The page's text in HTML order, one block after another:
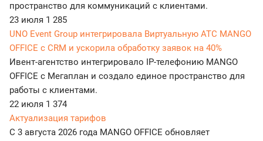
пространство для коммуникаций с клиентами.
23 июля 1 285
UNO Event Group интегрировала Виртуальную АТС MANGO
OFFICE с CRM и ускорила обработку заявок на 40%
Ивент-агентство интегрировало IP-телефонию MANGO
OFFICE с Мегаплан и создало единое пространство для
работы с клиентами.
22 июля 1 374
Актуализация тарифов
С 3 августа 2026 года MANGO OFFICE обновляет